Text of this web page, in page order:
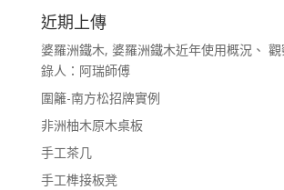
近期上傳
婆羅洲鐵木, 婆羅洲鐵木近年使用概況、
錄人：阿瑞師傅
圍籬-南方松招牌實例
非洲柚木原木桌板
手工茶几
手工榫接板凳